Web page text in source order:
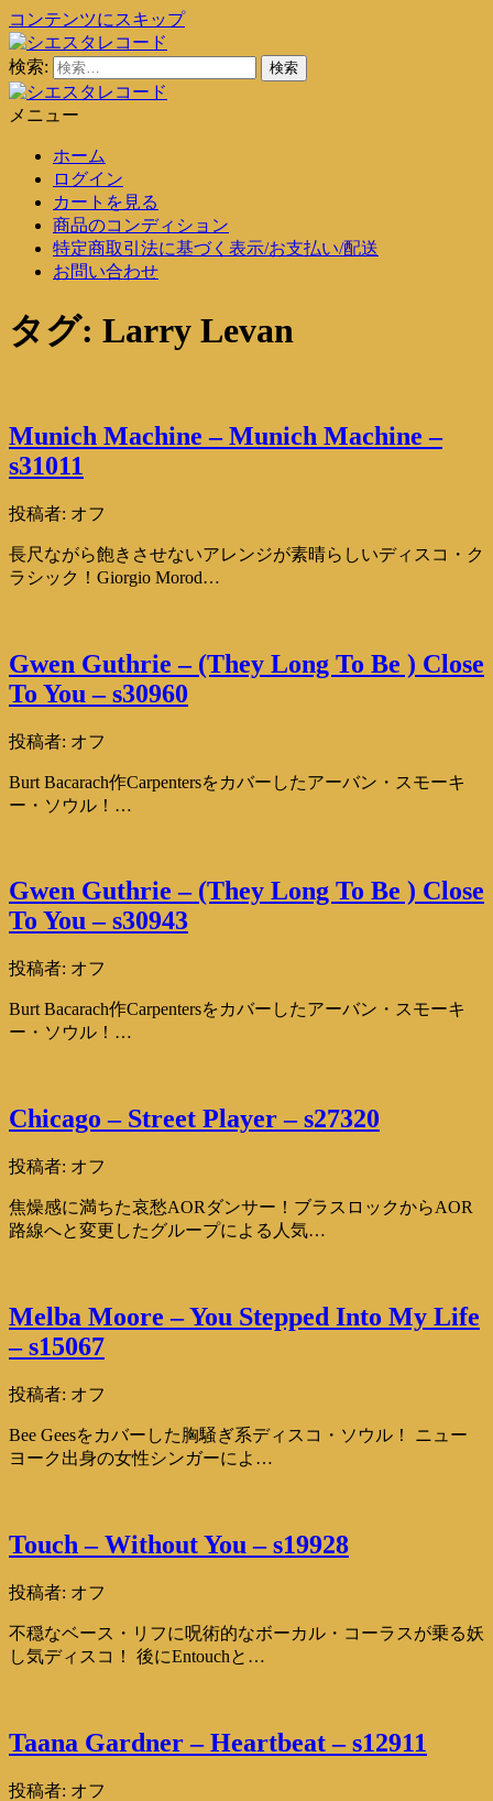
コンテンツにスキップ
シエスタレコード
中古レコード通販
検索:
メニュー
ホーム
ログイン
カートを見る
商品のコンディション
特定商取引法に基づく表示/お支払い/配送
お問い合わせ
タグ: Larry Levan
Munich Machine – Munich Machine –
s31011
投稿者: オフ
長尺ながら飽きさせないアレンジが素晴らしいディスコ・ク
ラシック！Giorgio Morod…
Gwen Guthrie – (They Long To Be ) Close
To You – s30960
投稿者: オフ
Burt Bacarach作Carpentersをカバーしたアーバン・スモーキ
ー・ソウル！…
Gwen Guthrie – (They Long To Be ) Close
To You – s30943
投稿者: オフ
Burt Bacarach作Carpentersをカバーしたアーバン・スモーキ
ー・ソウル！…
Chicago – Street Player – s27320
投稿者: オフ
焦燥感に満ちた哀愁AORダンサー！ブラスロックからAOR
路線へと変更したグループによる人気…
Melba Moore – You Stepped Into My Life
– s15067
投稿者: オフ
Bee Geesをカバーした胸騒ぎ系ディスコ・ソウル！ ニュー
ヨーク出身の女性シンガーによ…
Touch – Without You – s19928
投稿者: オフ
不穏なベース・リフに呪術的なボーカル・コーラスが乗る妖
し気ディスコ！ 後にEntouchと…
Taana Gardner – Heartbeat – s12911
投稿者: オフ